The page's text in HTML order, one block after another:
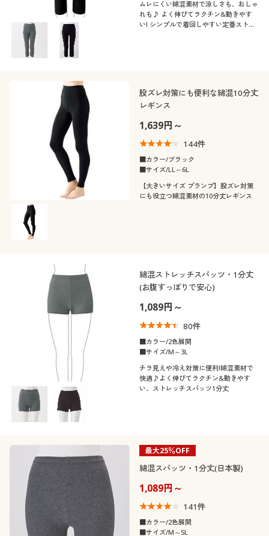
ムレにくい綿混素材で涼しさも、おしゃ
れも♪ よく伸びてラクチン&動きやす
い! シンプルで着回しやすい定番ストレ
股ズレ対策にも便利な綿混10分丈
レギンス
1,639円～
144件
■カラー/ブラック
■サイズ/LL～6L
【大きいサイズ プランプ】股ズレ対策
にも役立つ綿混素材の10分丈レギンス
綿混ストレッチスパッツ・1分丈
(お腹すっぽりで安心)
1,089円～
80件
■カラー/2色展開
■サイズ/M～3L
チラ見えや冷え対策に便利!綿混素材で
快適♪よく伸びてラクチン&動きやす
い、ストレッチスパッツ1分丈
最大25％OFF
綿混スパッツ・1分丈(日本製)
1,089円～
141件
■カラー/2色展開
■サイズ/M～5L